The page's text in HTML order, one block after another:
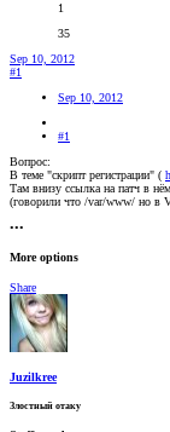
1
35
Sep 10, 2012
#1
Sep 10, 2012
#1
Вопрос:
В теме "скрипт регистрации" (
Там внизу ссылка на патч в
(говорили что /var/www/ но в
•••
More options
Share
Juzilkree
Злостный отаку